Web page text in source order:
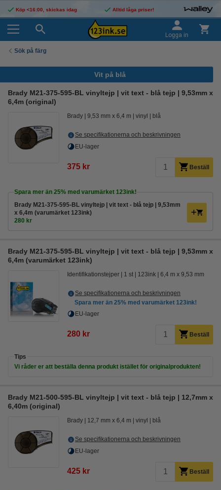
Köp <16:00, skickas idag Alltid låga priser!
Logga in
Sök på färg
Vit på blå
Brady M21-375-595-BL vinyltejp | vit text - blå tejp | 9,53mm x
6,4m (original)
Brady 9,53 mm x 6,4 m vinyl blå
Se specifikationerna och beskrivningen
EU-lager
375 kr Beställ
Spara mer än 25% med varumärket 123ink!
Brady M21-375-595-BL vinyltejp | vit text - blå tejp | 9,53mm
x 6,4m (varumärket 123ink)
280 kr
Brady M21-375-595-BL vinyltejp | vit text - blå tejp | 9,53mm x
6,4m (varumärket 123ink)
Identifikationstejper 1 st 123ink 6,4 m x 9,53 mm
Se specifikationerna och beskrivningen
Spara mer än 25% med varumärket 123ink!
EU-lager
280 kr Beställ
Tips
Vi råder er att beställa denna produkt istället för originalprodukten!
Brady M21-500-595-BL vinyltejp | vit text - blå tejp | 12,7mm x
6,40m (original)
Brady 12,7 mm x 6,4 m vinyl blå
Se specifikationerna och beskrivningen
EU-lager
425 kr Beställ